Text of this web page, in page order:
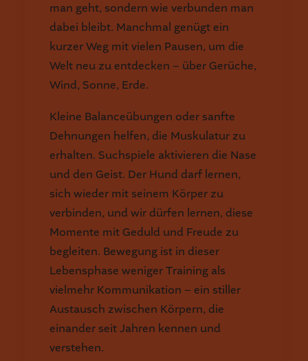
man geht, sondern wie verbunden man
dabei bleibt. Manchmal genügt ein
kurzer Weg mit vielen Pausen, um die
Welt neu zu entdecken – über Gerüche,
Wind, Sonne, Erde.
Kleine Balanceübungen oder sanfte
Dehnungen helfen, die Muskulatur zu
erhalten. Suchspiele aktivieren die Nase
und den Geist. Der Hund darf lernen,
sich wieder mit seinem Körper zu
verbinden, und wir dürfen lernen, diese
Momente mit Geduld und Freude zu
begleiten. Bewegung ist in dieser
Lebensphase weniger Training als
vielmehr Kommunikation – ein stiller
Austausch zwischen Körpern, die
einander seit Jahren kennen und
verstehen.